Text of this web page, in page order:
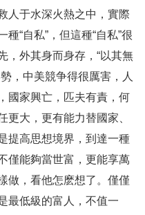
人于水深火熱之中，實際
“自私”，但這種“自私”很
，外其身而身存，“以其無
，中美競争得很厲害，人
國家興亡，匹夫有責，何
更大，更有能力替國家、
提高思想境界，到達一種
僅能夠當世富，更能享萬
做，看他怎麽想了。僅僅
最低級的富人，不值一